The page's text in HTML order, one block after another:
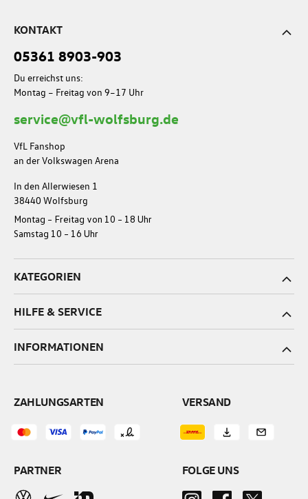
KONTAKT
05361 8903-903
Du erreichst uns:
Montag – Freitag von 9–17 Uhr
service@vfl-wolfsburg.de
VfL Fanshop
an der Volkswagen Arena
In den Allerwiesen 1
38440 Wolfsburg
Montag – Freitag von 10 – 18 Uhr
Samstag 10 – 16 Uhr
KATEGORIEN
HILFE & SERVICE
INFORMATIONEN
PARTNER
VERSAND
ZAHLUNGSARTEN
FOLGE UNS